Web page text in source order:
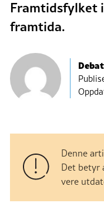
Framtidsfylket
framtida.
Denne
Det betyr
vere